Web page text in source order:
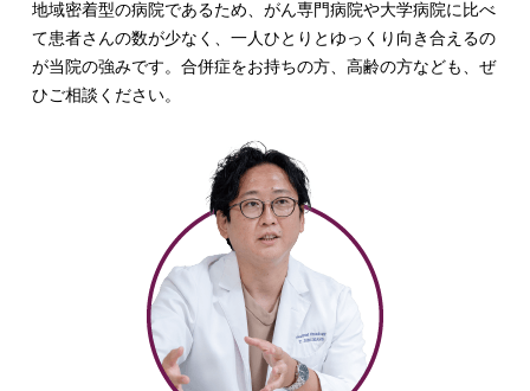
地域密着型の病院であるため、がん専門病院や大学病院に比べ
て患者さんの数が少なく、一人ひとりとゆっくり向き合えるの
が当院の強みです。合併症をお持ちの方、高齢の方なども、ぜ
ひご相談ください。